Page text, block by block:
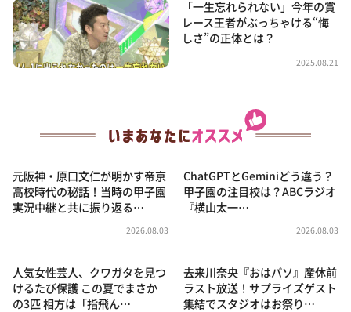
「一生忘れられない」今年の賞
レース王者がぶっちゃける“悔
しさ”の正体とは？
2025.08.21
元阪神・原口文仁が明かす帝京
高校時代の秘話！当時の甲子園
実況中継と共に振り返る…
2026.08.03
ChatGPTとGeminiどう違う？
甲子園の注目校は？ABCラジオ
『横山太一…
2026.08.03
人気女性芸人、クワガタを見つ
けるたび保護 この夏でまさか
の3匹 相方は「指飛ん…
去来川奈央『おはパソ』産休前
ラスト放送！サプライズゲスト
集結でスタジオはお祭り…